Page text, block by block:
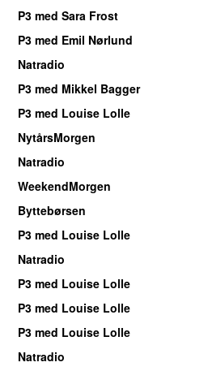
P3 med Sara Frost
P3 med Emil Nørlund
Natradio
P3 med Mikkel Bagger
P3 med Louise Lolle
NytårsMorgen
Natradio
WeekendMorgen
Byttebørsen
P3 med Louise Lolle
Natradio
P3 med Louise Lolle
P3 med Louise Lolle
P3 med Louise Lolle
Natradio